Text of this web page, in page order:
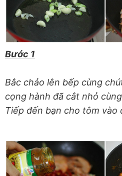
Bước 1
Bắc chảo lên bếp cùng
cọng hành đã cắt nhỏ
Tiếp đến bạn cho tôm vào